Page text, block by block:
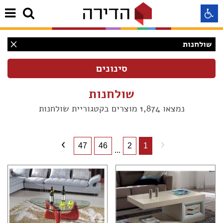
שולחנות
(6)
(795)
(609)
שולחנות
נמצאו 1,874 מוצרים בקטגוריית שולחנות
1
2
...
46
47
התאמה לקורא מסך
התאמה לכבדי ראיה
הדגשת קישורים
Aא Aא Aא